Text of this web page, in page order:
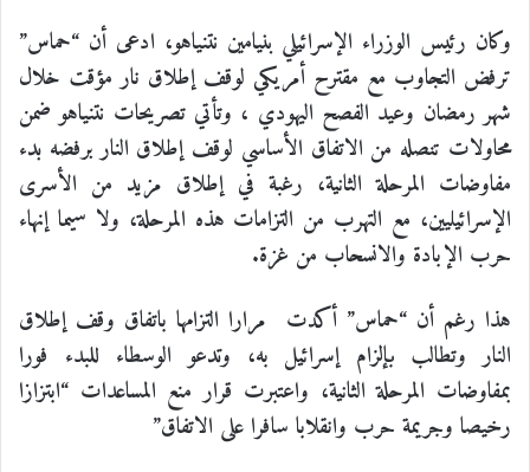
وكان رئيس الوزراء الإسرائيلي بنيامين نتنياهو، ادعى أن “حماس”
ترفض التجاوب مع مقترح أمريكي لوقف إطلاق نار مؤقت خلال
شهر رمضان وعيد الفصح اليهودي ، وتأتي تصريحات نتنياهو ضمن
محاولات تنصله من الاتفاق الأساسي لوقف إطلاق النار برفضه بدء
مفاوضات المرحلة الثانية، رغبة في إطلاق مزيد من الأسرى
الإسرائيليين، مع التهرب من التزامات هذه المرحلة، ولا سيما إنهاء
حرب الإبادة والانسحاب من غزة.
هذا رغم أن“حماس” أكدت مرارا التزامها باتفاق وقف إطلاق
النار وتطالب بإلزام إسرائيل به، وتدعو الوسطاء للبدء فورا
بمفاوضات المرحلة الثانية، واعتبرت قرار منع المساعدات “ابتزازا
رخيصا وجريمة حرب وانقلابا سافرا على الاتفاق”